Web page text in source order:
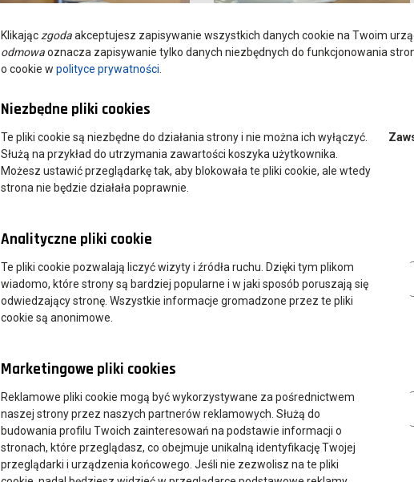
Klikając zgodaakceptujesz zapisywanie wszystkich danych cookie na Twoim
odmowaoznacza zapisywanie tylko danych niezbędnych do funkcjonowania
o cookie w polityce prywatności
Niezbędne pliki cookies
Te pliki cookie są niezbędne do działania strony i nie można ich wyłączyć.
Służą na przykład do utrzymania zawartości koszyka użytkownika.
Możesz ustawić przeglądarkę tak, aby blokowała te pliki cookie, ale wtedy
strona nie będzie działała poprawnie.
Analityczne pliki cookie
Te pliki cookie pozwalają liczyć wizyty i źródła ruchu. Dzięki tym plikom
wiadomo, które strony są bardziej popularne i w jaki sposób poruszają się
odwiedzający stronę. Wszystkie informacje gromadzone przez te pliki
cookie są anonimowe.
Marketingowe pliki cookies
Reklamowe pliki cookie mogą być wykorzystywane za pośrednictwem
naszej strony przez naszych partnerów reklamowych. Służą do
budowania profilu Twoich zainteresowań na podstawie informacji o
stronach, które przeglądasz, co obejmuje unikalną identyfikację Twojej
przeglądarki i urządzenia końcowego. Jeśli nie zezwolisz na te pliki